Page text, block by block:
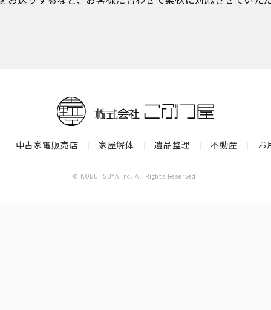
｜ 中古家電販売店 ｜ 家屋解体 ｜ 遺品整理 ｜ 不動産 ｜ お
© KOBUTSUYA Inc. All Rights Reserved.